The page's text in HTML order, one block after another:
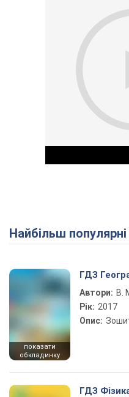
Найбільш
показати
обкладинку
ГДЗ
Автори: В.
Рік: 2017
Опис:
ГДЗ